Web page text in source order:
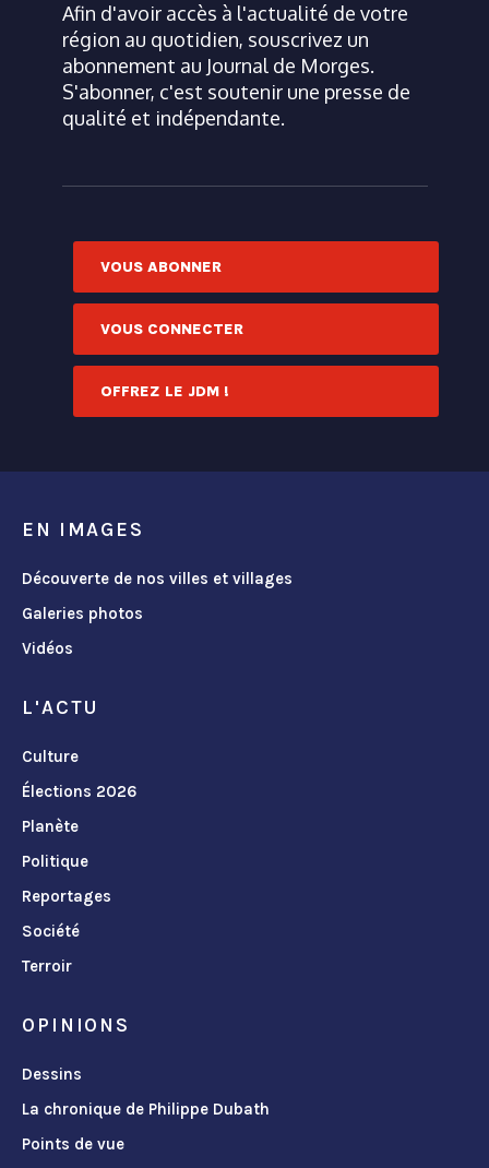
Afin d'avoir accès à l'actualité de votre
région au quotidien, souscrivez un
abonnement au Journal de Morges.
S'abonner, c'est soutenir une presse de
qualité et indépendante.
VOUS ABONNER
VOUS CONNECTER
OFFREZ LE JDM !
EN IMAGES
Découverte de nos villes et villages
Galeries photos
Vidéos
L'ACTU
Culture
Élections 2026
Planète
Politique
Reportages
Société
Terroir
OPINIONS
Dessins
La chronique de Philippe Dubath
Points de vue